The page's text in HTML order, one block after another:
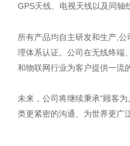
GPS天线、电视天线以及同轴
所有产品均自主研发和生产,
理体系认证。公司在无线终端
和物联网行业为客户提供一流
未来，公司将继续秉承“顾客
类更紧密的沟通、为世界更广